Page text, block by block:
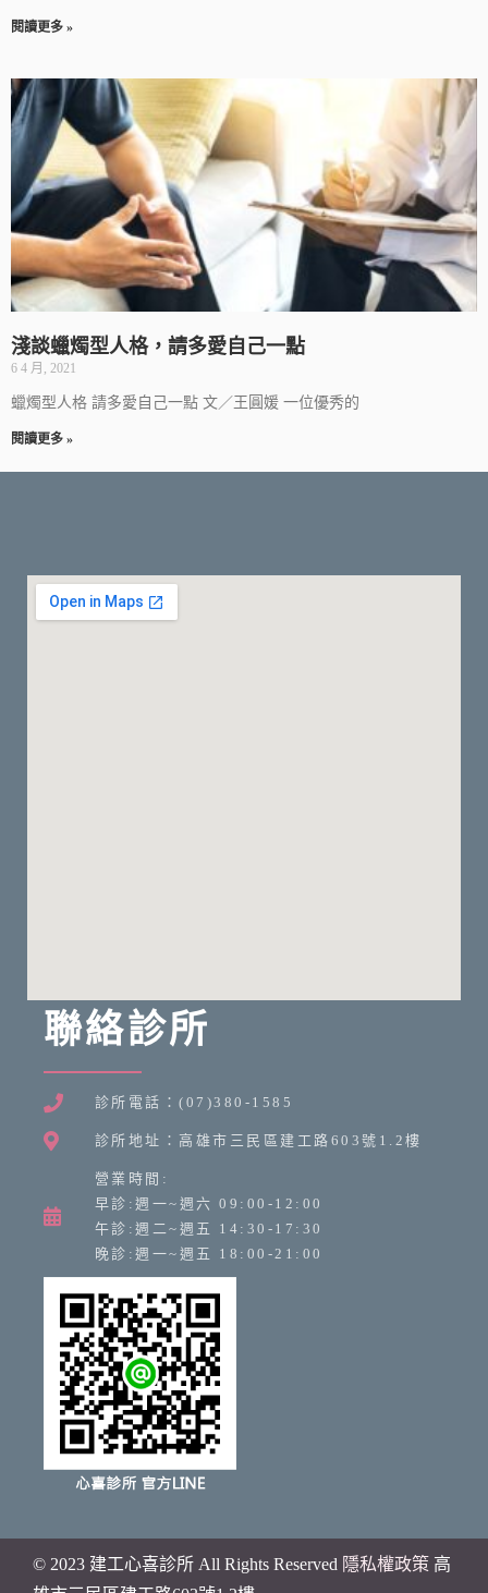
閱讀更多 »
淺談蠟燭型人格，請多愛自己一點
6 4 月, 2021
蠟燭型人格 請多愛自己一點 文／王圓媛 一位優秀的
閱讀更多 »
聯絡診所
診所電話：(07)380-1585
診所地址：高雄市三民區建工路603號1.2樓
營業時間:
早診:週一~週六 09:00-12:00
午診:週二~週五 14:30-17:30
晚診:週一~週五 18:00-21:00
© 2023 建工心喜診所 All Rights Reserved 隱私權政策 高